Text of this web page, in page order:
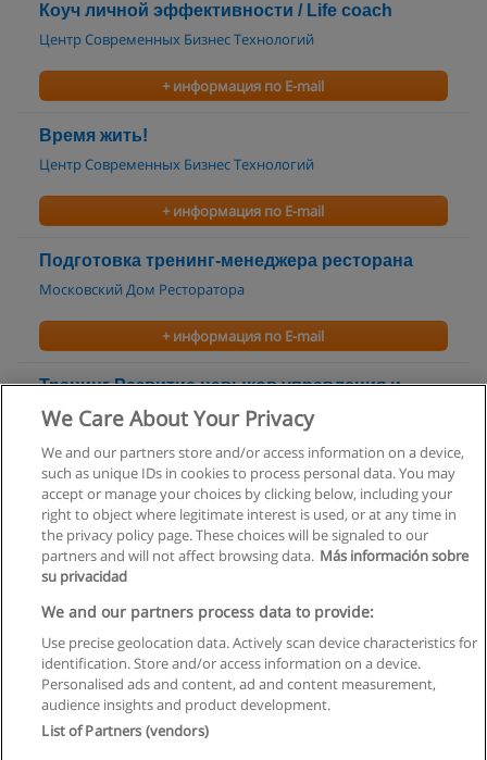
Коуч личной эффективности / Life coach
Центр Современных Бизнес Технологий
+ информация по E-mail
Время жить!
Центр Современных Бизнес Технологий
+ информация по E-mail
Подготовка тренинг-менеджера ресторана
Московский Дом Ресторатора
+ информация по E-mail
Тренинг Развитие навыков управления и
наставничества
+ информация по E-mail
Правила пользования
Конфиденциальность информации
Напишите Educaedu
Copyright © Educaedu Business S.L. - CIF : B-95610580: -
We Care About Your Privacy
We and our partners store and/or access information on a device,
such as unique IDs in cookies to process personal data. You may
accept or manage your choices by clicking below, including your
right to object where legitimate interest is used, or at any time in
the privacy policy page. These choices will be signaled to our
partners and will not affect browsing data. Más información sobre
su privacidad
We and our partners process data to provide:
Use precise geolocation data. Actively scan device characteristics for
identification. Store and/or access information on a device.
Personalised ads and content, ad and content measurement,
audience insights and product development.
List of Partners (vendors)